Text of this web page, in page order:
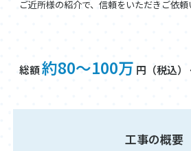
ご近所様の紹介で、信頼をいただきご依頼
総額約80～100万 円（税込）
工事の概要